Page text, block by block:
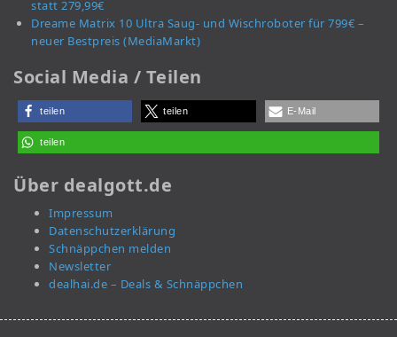
statt 279,99€
Dreame Matrix 10 Ultra Saug- und Wischroboter für 799€ –
neuer Bestpreis (MediaMarkt)
Social Media / Teilen
teilen teilen E-Mail
teilen
Über dealgott.de
Impressum
Datenschutzerklärung
Schnäppchen melden
Newsletter
dealhai.de – Deals & Schnäppchen